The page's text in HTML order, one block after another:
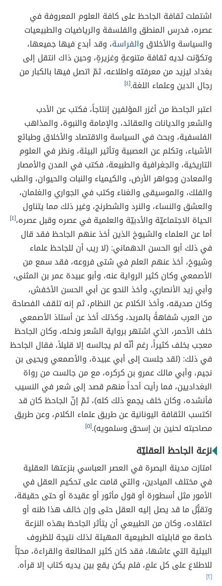
اشتملت ثقافة الجاحظ على كافة العلوم المعروفة في
عصره، فدرس المنطق والفلسفة والرياضيات والطبيعيات
والسياسة والأخلاق والفراسة، وقد أبدع فيها جميعها،
وتكوّنت لديه ثقافة متنوعةٍ وغزيرةٍ، وحين ذاك انتقل إلى
بغداد ليزيد من معرفته واطلاعه، ثمّ اتصل فيها بالكبار من
رجال الدين وعلماء اللغة.[٤]
اعتبر الجاحظ من أغزر المؤلفين إنتاجاً، فكتب عن الأدب
والشعر والديانات والعقائد، والإمامة والنبوة، والمذاهب
الفلسفية، وبحث في السياسة والاقتصاد والأخلاق وطبائع
الأشياء، وتكلم عن العصبية وتأثير البيئة، ونظر في العلوم
التاريخية، والجغرافية والطبيعة، فكتب في المدن والأمصار
والمعادن وجواهر الأرض، والكيمياء والنبات والحيوان، والطب
والفلك، والموسيقى والغناء وكتب في الجواري والغلمان،
والعشق والنساء، والنرد والشطرنج، وغير ذلك مما يتناول
الحياة الاجتماعيّة والأدبيّة والعلمية في عصره وقبل عصره،[٤]
أما عن العلماء والشيوخ الذين أخذ عنهم الجاحظ فقد قال
في ذلك أبو الحسن الدهماني: (لا ريب أن للجاحظ علماء
وشيوخ، أخذ عنهم العلم في شتى فروعه، فقد سمع من
الأصمعي وكان كثير الرواية عنه، وأبو عبيدة عمر بن المثنى،
وأبي زيد الأنصاري، وأخذ النحو عن أبي الحسن الأخفش،
وكان صديقه، وأخذ الكلام عن النظام، ثم إنه تلقف الفصاحة
من العرب شفاهةً بالمربد، وكذلك أخذ عن أستاذ الأصمعي
خلف الأحمر، الذي اشتهر برواية الشعر ونحله، وكان الجاحظ
معجب بخلف كثيراً، رغم أنّه لم يجالسه إلا قليلاً، فقال الجاحظ
في ذلك: (لقد جلست إلى أبي عبيدة، والأصمعي ويحيى بن
نجيم، وأبي مالك عمرو بن كركره، مع من جالست من رواة
البغداديين، فما رأيت أحداً منهم قصد إلى شعر في النسيب
فأنشده، وكان خلف يجمع ذلك كله)، ثمّ إنّ الجاحظ كان قد
اكتسب الثقافة اليونانية عن طريق علماء الكلام، وعن طريق
مصاحبته لحنين بن إسحق وسلمويه).[٥]
نزعة الجاحظ العقليّة
امتازت مدينة البصرة في العصر العباسي بنزعتها العقلية
في مختلف الميادين، والتي قامت على تحكيم العقل في
الأمور مثل أسطورة أو قول مأثور أو عقيدة أو حتى حقيقة،
وتقبُّل ما قد يصل إليه العقل حتى وإن خالف هذا ظنه أو
اعتقاده، وكان من الطبيعي أن يتأثر الجاحظ بهذه النزعة
خاصة مع قابليته الطبيعية المهيئة لذلك نتيجة للظروف
البيئية التي عاشها، فقد كان كثير المطالعة والقراءة، محبّاً
للاطلاع على كل علمٍ، فلم يكن يقع بين يديه كتاب إلا قرأه.
[٢]